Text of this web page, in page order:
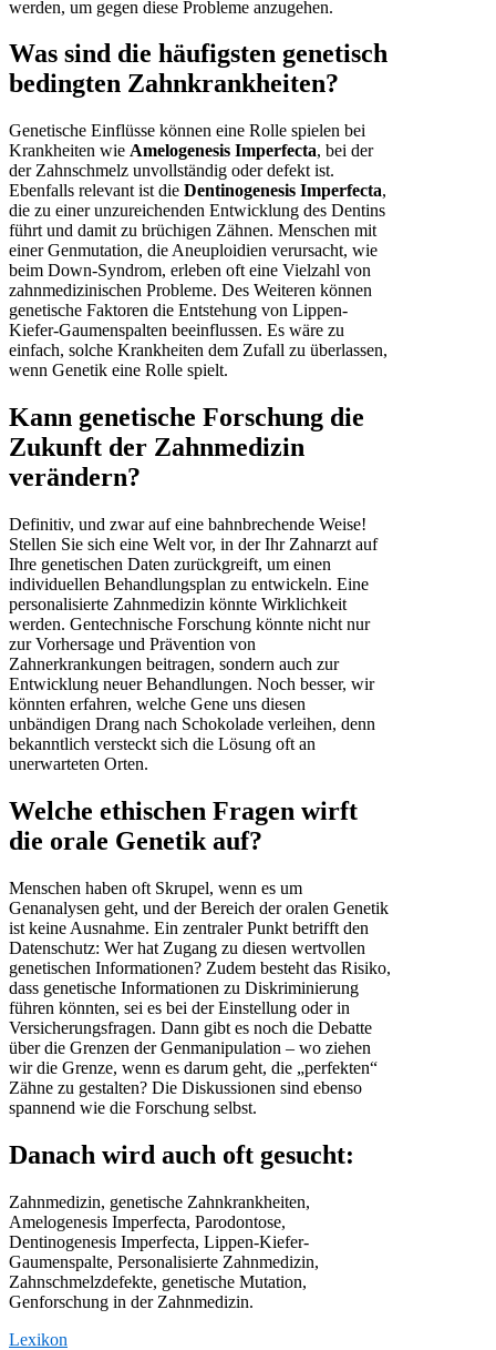
werden, um gegen diese Probleme anzugehen.
Was sind die häufigsten genetisch
bedingten Zahnkrankheiten?
Genetische Einflüsse können eine Rolle spielen bei
Krankheiten wie Amelogenesis Imperfecta, bei der
der Zahnschmelz unvollständig oder defekt ist.
Ebenfalls relevant ist die Dentinogenesis Imperfecta,
die zu einer unzureichenden Entwicklung des Dentins
führt und damit zu brüchigen Zähnen. Menschen mit
einer Genmutation, die Aneuploidien verursacht, wie
beim Down-Syndrom, erleben oft eine Vielzahl von
zahnmedizinischen Probleme. Des Weiteren können
genetische Faktoren die Entstehung von Lippen-
Kiefer-Gaumenspalten beeinflussen. Es wäre zu
einfach, solche Krankheiten dem Zufall zu überlassen,
wenn Genetik eine Rolle spielt.
Kann genetische Forschung die
Zukunft der Zahnmedizin
verändern?
Definitiv, und zwar auf eine bahnbrechende Weise!
Stellen Sie sich eine Welt vor, in der Ihr Zahnarzt auf
Ihre genetischen Daten zurückgreift, um einen
individuellen Behandlungsplan zu entwickeln. Eine
personalisierte Zahnmedizin könnte Wirklichkeit
werden. Gentechnische Forschung könnte nicht nur
zur Vorhersage und Prävention von
Zahnerkrankungen beitragen, sondern auch zur
Entwicklung neuer Behandlungen. Noch besser, wir
könnten erfahren, welche Gene uns diesen
unbändigen Drang nach Schokolade verleihen, denn
bekanntlich versteckt sich die Lösung oft an
unerwarteten Orten.
Welche ethischen Fragen wirft
die orale Genetik auf?
Menschen haben oft Skrupel, wenn es um
Genanalysen geht, und der Bereich der oralen Genetik
ist keine Ausnahme. Ein zentraler Punkt betrifft den
Datenschutz: Wer hat Zugang zu diesen wertvollen
genetischen Informationen? Zudem besteht das Risiko,
dass genetische Informationen zu Diskriminierung
führen könnten, sei es bei der Einstellung oder in
Versicherungsfragen. Dann gibt es noch die Debatte
über die Grenzen der Genmanipulation – wo ziehen
wir die Grenze, wenn es darum geht, die „perfekten“
Zähne zu gestalten? Die Diskussionen sind ebenso
spannend wie die Forschung selbst.
Danach wird auch oft gesucht:
Zahnmedizin, genetische Zahnkrankheiten,
Amelogenesis Imperfecta, Parodontose,
Dentinogenesis Imperfecta, Lippen-Kiefer-
Gaumenspalte, Personalisierte Zahnmedizin,
Zahnschmelzdefekte, genetische Mutation,
Genforschung in der Zahnmedizin.
Lexikon